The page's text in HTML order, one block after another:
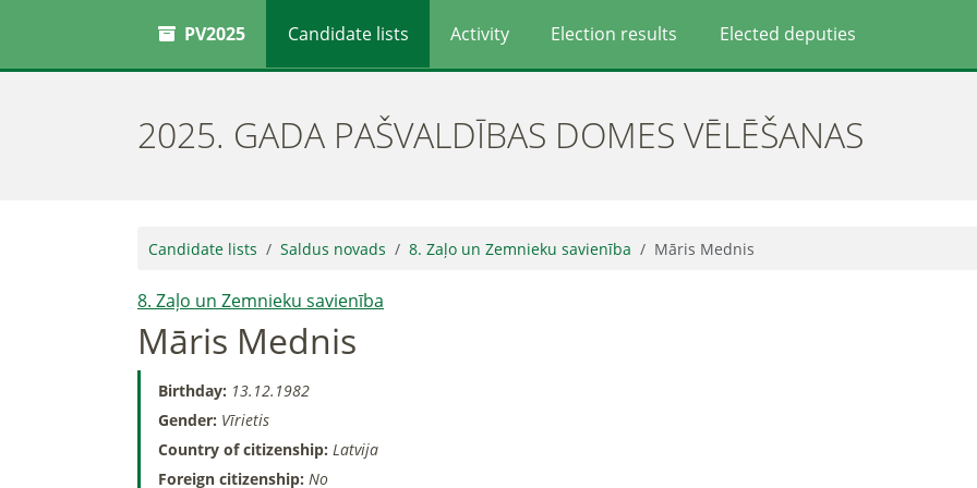
PV2025 Candidate lists Activity Election results Elected deputies
2025. GADA PAŠVALDĪBAS DOMES VĒLĒŠANAS
Candidate lists Saldus novads 8. Zaļo un Zemnieku savienība Māris Mednis
8. Zaļo un Zemnieku savienība
Māris Mednis
Birthday: 13.12.1982
Gender: Vīrietis
Country of citizenship: Latvija
Foreign citizenship: No